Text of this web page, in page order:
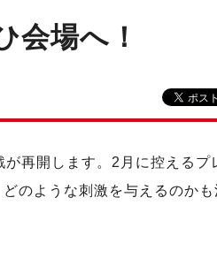
会場へ！
再開します。2月に控えるプ
のような刺激を与えるのかも